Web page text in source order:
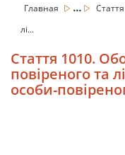
Главная ...
лі...
Стаття 1010.
повіреного та
особи-